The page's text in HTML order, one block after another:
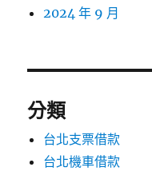
2024 年 9 月
分類
台北支票借款
台北機車借款